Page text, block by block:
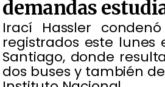
demandas
Irací Hassler
registrados este lunes
Santiago, donde
dos buses y también